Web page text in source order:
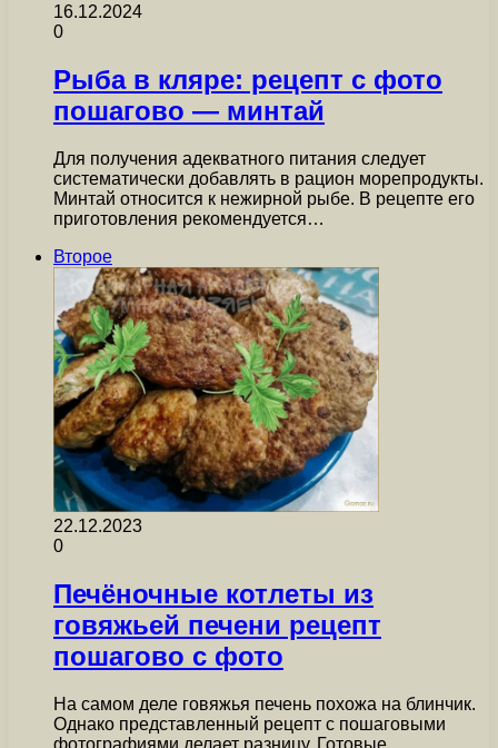
16.12.2024
0
Рыба в кляре: рецепт с фото
пошагово — минтай
Для получения адекватного питания следует
систематически добавлять в рацион морепродукты.
Минтай относится к нежирной рыбе. В рецепте его
приготовления рекомендуется…
Второе
22.12.2023
0
Печёночные котлеты из
говяжьей печени рецепт
пошагово с фото
На самом деле говяжья печень похожа на блинчик.
Однако представленный рецепт с пошаговыми
фотографиями делает разницу. Готовые